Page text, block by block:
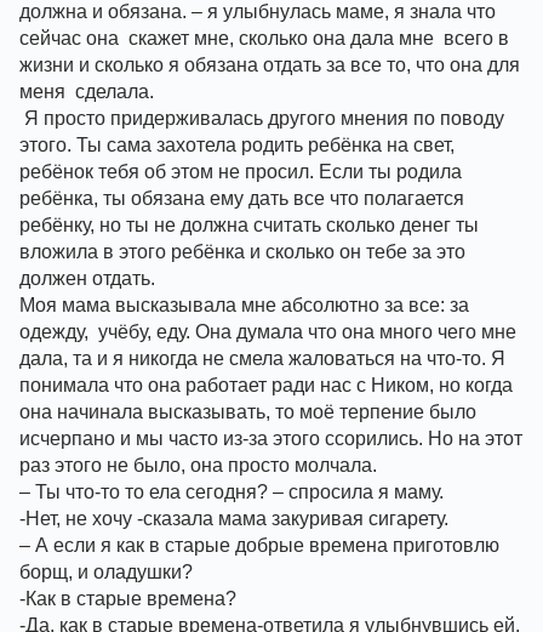
должна и обязана. – я улыбнулась маме, я знала что
сейчас она  скажет мне, сколько она дала мне  всего в
жизни и сколько я обязана отдать за все то, что она для
меня  сделала.
Я просто придерживалась другого мнения по поводу
этого. Ты сама захотела родить ребёнка на свет,
ребёнок тебя об этом не просил. Если ты родила
ребёнка, ты обязана ему дать все что полагается
ребёнку, но ты не должна считать сколько денег ты
вложила в этого ребёнка и сколько он тебе за это
должен отдать.
Моя мама высказывала мне абсолютно за все: за
одежду,  учёбу, еду. Она думала что она много чего мне
дала, та и я никогда не смела жаловаться на что-то. Я
понимала что она работает ради нас с Ником, но когда
она начинала высказывать, то моё терпение было
исчерпано и мы часто из-за этого ссорились. Но на этот
раз этого не было, она просто молчала.
– Ты что-то то ела сегодня? – спросила я маму.
-Нет, не хочу -сказала мама закуривая сигарету.
– А если я как в старые добрые времена приготовлю
борщ, и оладушки?
-Как в старые времена?
-Да, как в старые времена-ответила я улыбнувшись ей.